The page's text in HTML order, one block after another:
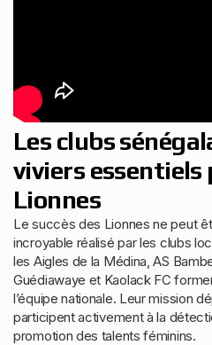
Les clubs
viviers essentiels
Lionnes
Le succès des Lionnes ne peut
incroyable réalisé par les clubs
les Aigles de la Médina, AS
Guédiawaye et Kaolack FC
l’équipe nationale. Leur mission
participent activement à la
promotion des talents féminins.